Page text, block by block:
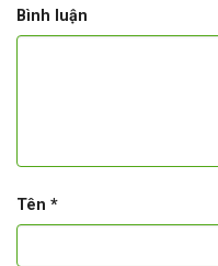
Bình luận
Tên *